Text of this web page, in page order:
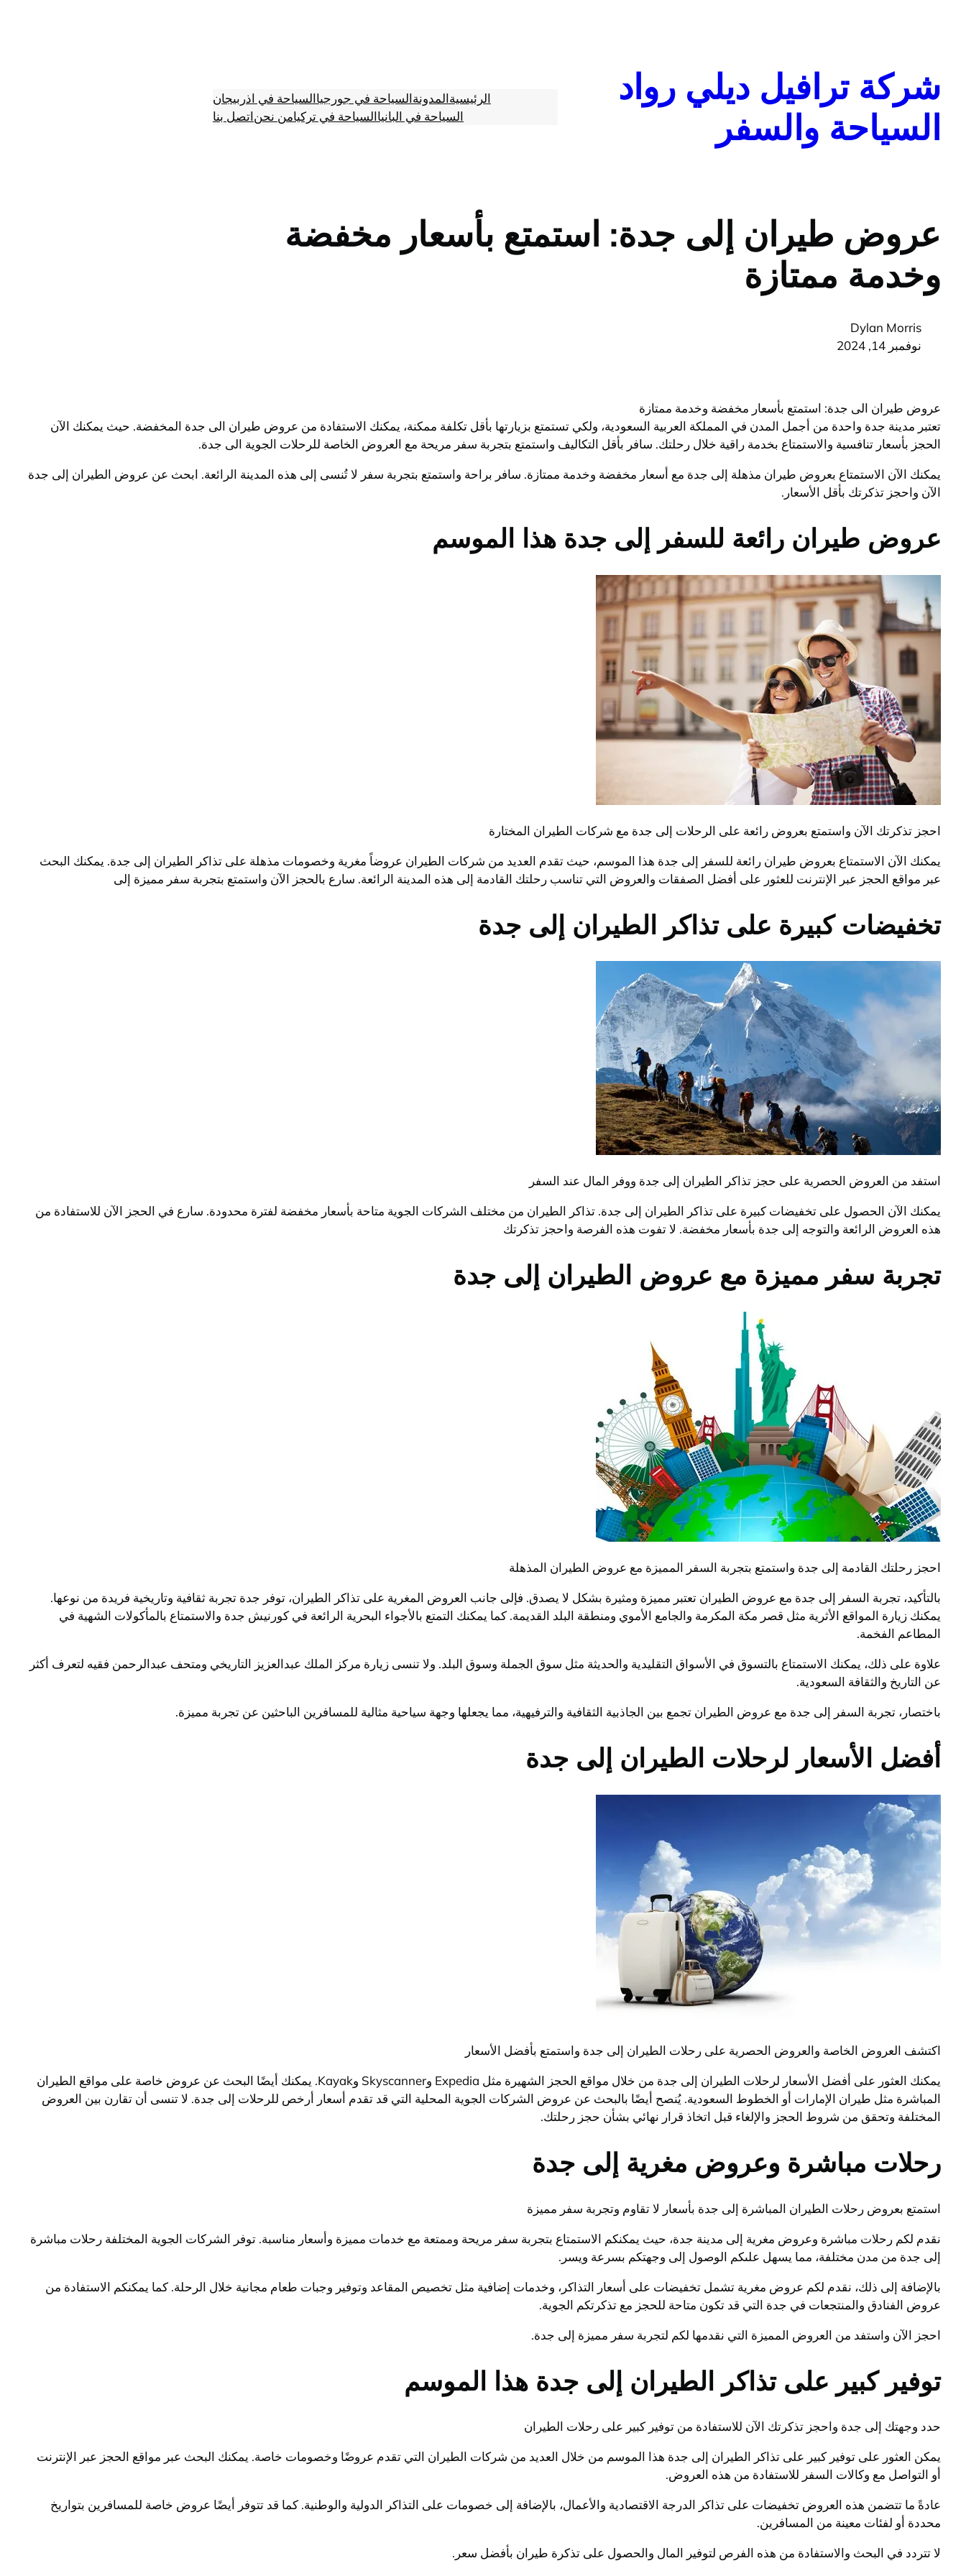
شركة ترافيل ديلي رواد
السياحة والسفر
الرئيسيةالمدونةالسياحة في جورجياالسياحة في اذربيجان
السياحة في البانياالسياحة في تركيامن نحناتصل بنا
عروض طيران إلى جدة: استمتع بأسعار مخفضة
وخدمة ممتازة
Dylan Morris
نوفمبر 14, 2024
عروض طيران الى جدة: استمتع بأسعار مخفضة وخدمة ممتازة
تعتبر مدينة جدة واحدة من أجمل المدن في المملكة العربية السعودية، ولكي تستمتع بزيارتها بأقل تكلفة ممكنة، يمكنك الاستفادة من عروض طيران الى جدة المخفضة. حيث يمكنك الآن
الحجز بأسعار تنافسية والاستمتاع بخدمة راقية خلال رحلتك. سافر بأقل التكاليف واستمتع بتجربة سفر مريحة مع العروض الخاصة للرحلات الجوية الى جدة.
يمكنك الآن الاستمتاع بعروض طيران مذهلة إلى جدة مع أسعار مخفضة وخدمة ممتازة. سافر براحة واستمتع بتجربة سفر لا تُنسى إلى هذه المدينة الرائعة. ابحث عن عروض الطيران إلى جدة
الآن واحجز تذكرتك بأقل الأسعار.
عروض طيران رائعة للسفر إلى جدة هذا الموسم
احجز تذكرتك الآن واستمتع بعروض رائعة على الرحلات إلى جدة مع شركات الطيران المختارة
يمكنك الآن الاستمتاع بعروض طيران رائعة للسفر إلى جدة هذا الموسم، حيث تقدم العديد من شركات الطيران عروضاً مغرية وخصومات مذهلة على تذاكر الطيران إلى جدة. يمكنك البحث
عبر مواقع الحجز عبر الإنترنت للعثور على أفضل الصفقات والعروض التي تناسب رحلتك القادمة إلى هذه المدينة الرائعة. سارع بالحجز الآن واستمتع بتجربة سفر مميزة إلى
تخفيضات كبيرة على تذاكر الطيران إلى جدة
استفد من العروض الحصرية على حجز تذاكر الطيران إلى جدة ووفر المال عند السفر
يمكنك الآن الحصول على تخفيضات كبيرة على تذاكر الطيران إلى جدة. تذاكر الطيران من مختلف الشركات الجوية متاحة بأسعار مخفضة لفترة محدودة. سارع في الحجز الآن للاستفادة من
هذه العروض الرائعة والتوجه إلى جدة بأسعار مخفضة. لا تفوت هذه الفرصة واحجز تذكرتك
تجربة سفر مميزة مع عروض الطيران إلى جدة
احجز رحلتك القادمة إلى جدة واستمتع بتجربة السفر المميزة مع عروض الطيران المذهلة
بالتأكيد، تجربة السفر إلى جدة مع عروض الطيران تعتبر مميزة ومثيرة بشكل لا يصدق. فإلى جانب العروض المغرية على تذاكر الطيران، توفر جدة تجربة ثقافية وتاريخية فريدة من نوعها.
يمكنك زيارة المواقع الأثرية مثل قصر مكة المكرمة والجامع الأموي ومنطقة البلد القديمة. كما يمكنك التمتع بالأجواء البحرية الرائعة في كورنيش جدة والاستمتاع بالمأكولات الشهية في
المطاعم الفخمة.
علاوة على ذلك، يمكنك الاستمتاع بالتسوق في الأسواق التقليدية والحديثة مثل سوق الجملة وسوق البلد. ولا تنسى زيارة مركز الملك عبدالعزيز التاريخي ومتحف عبدالرحمن فقيه لتعرف أكثر
عن التاريخ والثقافة السعودية.
باختصار، تجربة السفر إلى جدة مع عروض الطيران تجمع بين الجاذبية الثقافية والترفيهية، مما يجعلها وجهة سياحية مثالية للمسافرين الباحثين عن تجربة مميزة.
أفضل الأسعار لرحلات الطيران إلى جدة
اكتشف العروض الخاصة والعروض الحصرية على رحلات الطيران إلى جدة واستمتع بأفضل الأسعار
يمكنك العثور على أفضل الأسعار لرحلات الطيران إلى جدة من خلال مواقع الحجز الشهيرة مثل Expedia وSkyscanner وKayak. يمكنك أيضًا البحث عن عروض خاصة على مواقع الطيران
المباشرة مثل طيران الإمارات أو الخطوط السعودية. يُنصح أيضًا بالبحث عن عروض الشركات الجوية المحلية التي قد تقدم أسعار أرخص للرحلات إلى جدة. لا تنسى أن تقارن بين العروض
المختلفة وتحقق من شروط الحجز والإلغاء قبل اتخاذ قرار نهائي بشأن حجز رحلتك.
رحلات مباشرة وعروض مغرية إلى جدة
استمتع بعروض رحلات الطيران المباشرة إلى جدة بأسعار لا تقاوم وتجربة سفر مميزة
نقدم لكم رحلات مباشرة وعروض مغرية إلى مدينة جدة، حيث يمكنكم الاستمتاع بتجربة سفر مريحة وممتعة مع خدمات مميزة وأسعار مناسبة. توفر الشركات الجوية المختلفة رحلات مباشرة
إلى جدة من مدن مختلفة، مما يسهل علىكم الوصول إلى وجهتكم بسرعة ويسر.
بالإضافة إلى ذلك، نقدم لكم عروض مغرية تشمل تخفيضات على أسعار التذاكر، وخدمات إضافية مثل تخصيص المقاعد وتوفير وجبات طعام مجانية خلال الرحلة. كما يمكنكم الاستفادة من
عروض الفنادق والمنتجعات في جدة التي قد تكون متاحة للحجز مع تذكرتكم الجوية.
احجز الآن واستفد من العروض المميزة التي نقدمها لكم لتجربة سفر مميزة إلى جدة.
توفير كبير على تذاكر الطيران إلى جدة هذا الموسم
حدد وجهتك إلى جدة واحجز تذكرتك الآن للاستفادة من توفير كبير على رحلات الطيران
يمكن العثور على توفير كبير على تذاكر الطيران إلى جدة هذا الموسم من خلال العديد من شركات الطيران التي تقدم عروضًا وخصومات خاصة. يمكنك البحث عبر مواقع الحجز عبر الإنترنت
أو التواصل مع وكالات السفر للاستفادة من هذه العروض.
عادةً ما تتضمن هذه العروض تخفيضات على تذاكر الدرجة الاقتصادية والأعمال، بالإضافة إلى خصومات على التذاكر الدولية والوطنية. كما قد تتوفر أيضًا عروض خاصة للمسافرين بتواريخ
محددة أو لفئات معينة من المسافرين.
لا تتردد في البحث والاستفادة من هذه الفرص لتوفير المال والحصول على تذكرة طيران بأفضل سعر.